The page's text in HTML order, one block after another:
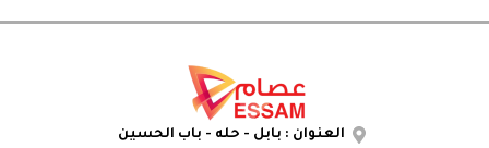
بطاقات SD وMicro SD/T
العنوان : بابل - حله - باب الحسين